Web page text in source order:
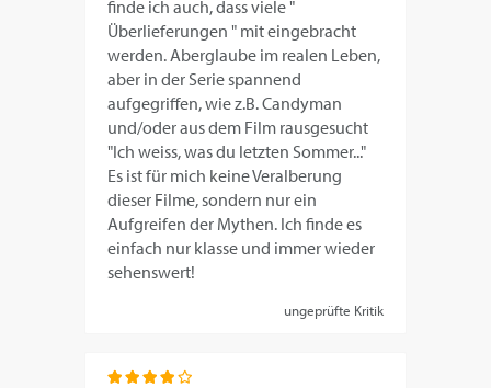
finde ich auch, dass viele "
Überlieferungen " mit eingebracht
werden. Aberglaube im realen Leben,
aber in der Serie spannend
aufgegriffen, wie z.B. Candyman
und/oder aus dem Film rausgesucht
"Ich weiss, was du letzten Sommer..."
Es ist für mich keine Veralberung
dieser Filme, sondern nur ein
Aufgreifen der Mythen. Ich finde es
einfach nur klasse und immer wieder
sehenswert!
ungeprüfte Kritik